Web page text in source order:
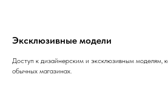
Эксклюзивные модели
Доступ к дизайнерским и эксклюзивным моделям,
обычных магазинах.